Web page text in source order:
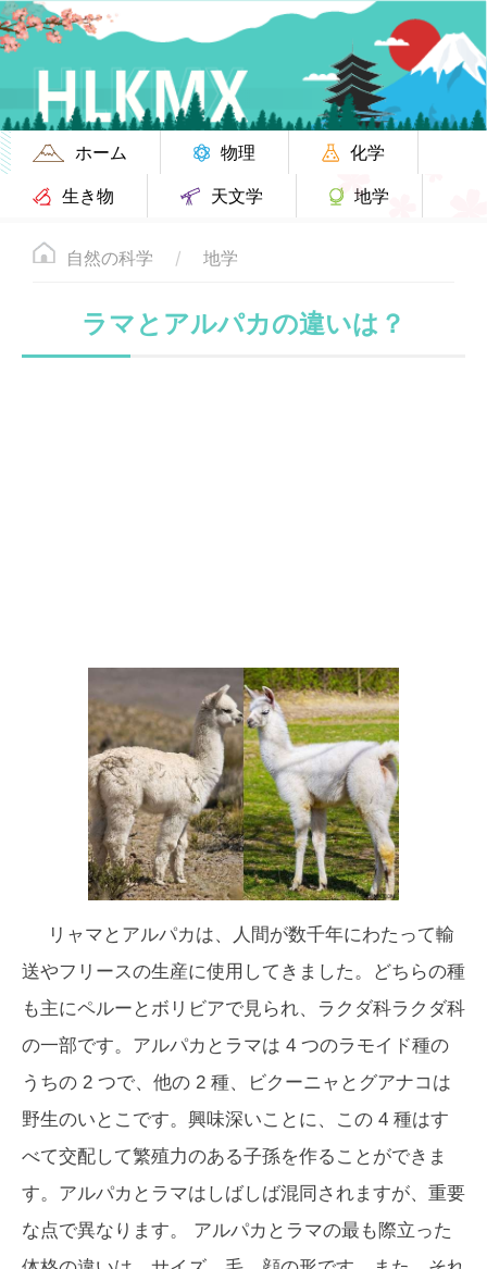
ホーム 物理
化学
生き物
天文学 地学
自然の科学 地学
ラマとアルパカの違いは？
リャマとアルパカは、人間が数千年にわたって輸
送やフリースの生産に使用してきました。どちらの種
も主にペルーとボリビアで見られ、ラクダ科ラクダ科
の一部です。アルパカとラマは 4 つのラモイド種の
うちの 2 つで、他の 2 種、ビクーニャとグアナコは
野生のいとこです。興味深いことに、この 4 種はす
べて交配して繁殖力のある子孫を作ることができま
す。アルパカとラマはしばしば混同されますが、重要
な点で異なります。 アルパカとラマの最も際立った